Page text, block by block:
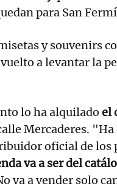
para San
y souvenirs
a levantar la
lo ha alquilado el
Mercaderes.
oficial de los
va a ser del
va a vender solo